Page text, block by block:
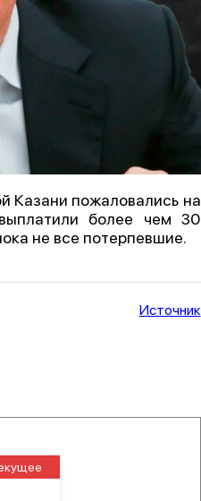
Казани пожаловались на
более чем 30
не все потерпевшие.
Источник